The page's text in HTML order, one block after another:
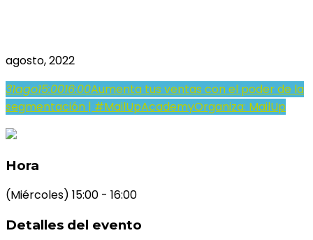
agosto, 2022
31ago15:0016:00Aumenta tus ventas con el poder de la
segmentación | #MailUpAcademyOrganiza: MailUp
Hora
(Miércoles) 15:00 - 16:00
Detalles del evento